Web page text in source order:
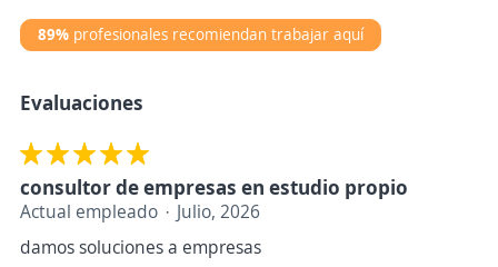
89% profesionales recomiendan trabajar aquí
Evaluaciones
consultor de empresas en estudio propio
Actual empleado
Julio, 2026
damos soluciones a empresas